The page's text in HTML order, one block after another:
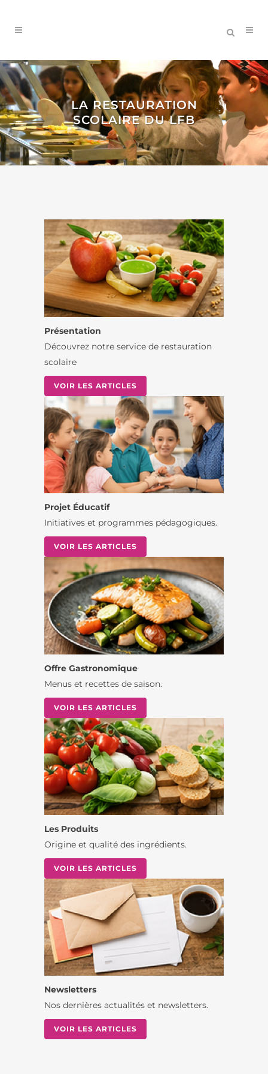
LA RESTAURATION
SCOLAIRE DU LFB
Présentation
Découvrez notre service de restauration
scolaire
VOIR LES ARTICLES
Projet Éducatif
Initiatives et programmes pédagogiques.
VOIR LES ARTICLES
Offre Gastronomique
Menus et recettes de saison.
VOIR LES ARTICLES
Les Produits
Origine et qualité des ingrédients.
VOIR LES ARTICLES
Newsletters
Nos dernières actualités et newsletters.
VOIR LES ARTICLES